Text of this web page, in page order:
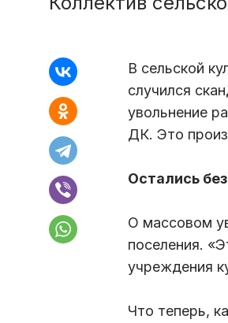
В сельской
случился
увольнение
ДК. Это
Остались
О массовом
поселения.
учреждения
Что теперь,